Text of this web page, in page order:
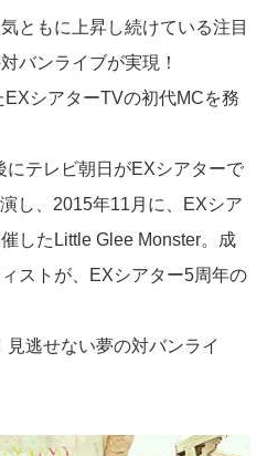
ともに上昇し続けている注目
バンライブが実現！
シアターTVの初代MCを務
にテレビ朝日がEXシアターで
し、2015年11月に、EXシア
したLittle Glee Monster。成
ストが、EXシアター5周年の
逃せない夢の対バンライ